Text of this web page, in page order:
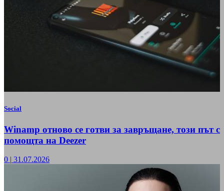
Social
Winamp отново се готви за завръщане, този път с
помощта на Deezer
0 | 31.07.2026